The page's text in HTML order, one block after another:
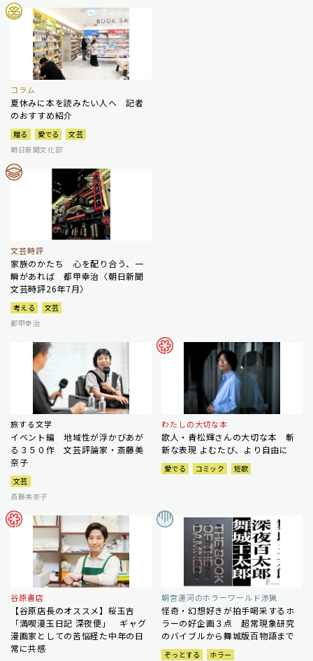
コラム
夏休みに本を読みたい人へ 記者
のおすすめ紹介
贈る 愛でる
文芸
朝日新聞文化部
文芸時評
家族のかたち 心を配り合う、一
瞬があれば 都甲幸治〈朝日新聞
文芸時評26年7月〉
考える
文芸
都甲幸治
旅する文学
イベント編 地域性が浮かびあが
る３５０作 文芸評論家・斎藤美
奈子
文芸
斎藤美奈子
わたしの大切な本
歌人・青松輝さんの大切な本 斬
新な表現 よむたび、より自由に
愛でる コミック 短歌
谷原書店
【谷原店長のオススメ】桜玉吉
「満喫漫玉日記 深夜便」 ギャグ
漫画家としての苦悩経た中年の日
常に共感
朝宮運河のホラーワールド渉猟
怪奇・幻想好きが拍手喝采するホ
ラーの好企画３点 超常現象研究
のバイブルから舞城版百物語まで
ぞっとする
ホラー